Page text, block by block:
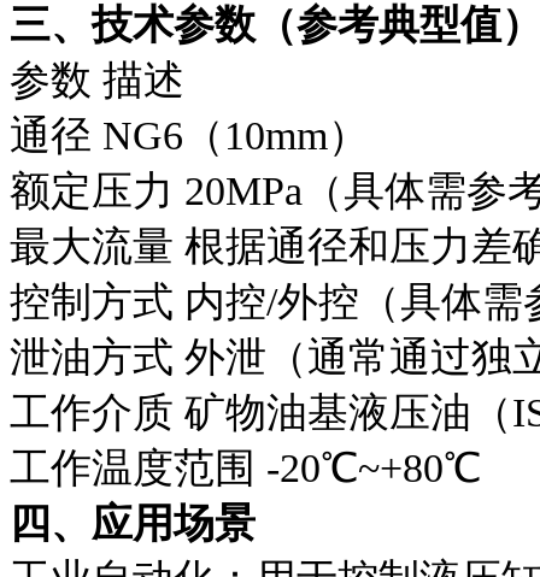
三、技术参数（参考典型值
参数 描述
通径 NG6（10mm）
额定压力 20MPa（具体需参
最大流量 根据通径和压力差
控制方式 内控/外控（具体需
泄油方式 外泄（通常通过独
工作介质 矿物油基液压油（
工作温度范围 -20℃~+80℃
四、应用场景